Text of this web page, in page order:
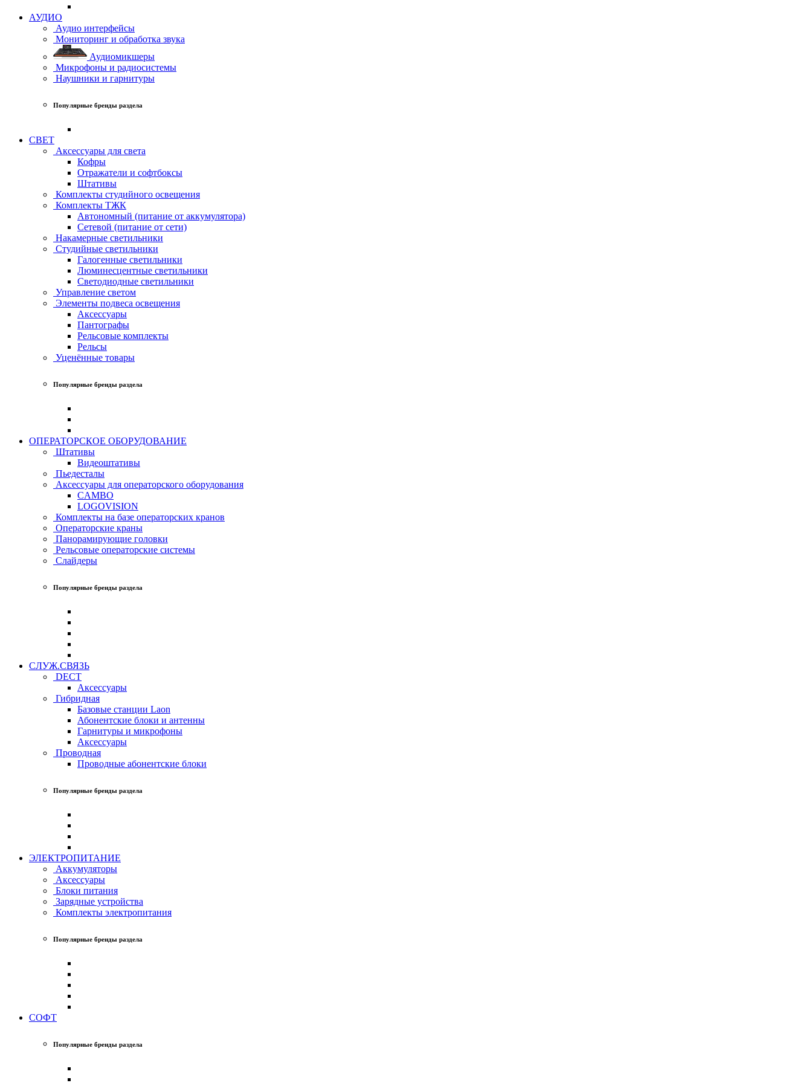
АУДИО
Аудио интерфейсы
Мониторинг и обработка звука
Аудиомикшеры
Микрофоны и радиосистемы
Наушники и гарнитуры
Популярные бренды раздела
СВЕТ
Аксессуары для света
Кофры
Отражатели и софтбоксы
Штативы
Комплекты студийного освещения
Комплекты ТЖК
Автономный (питание от аккумулятора)
Сетевой (питание от сети)
Накамерные светильники
Студийные светильники
Галогенные светильники
Люминесцентные светильники
Светодиодные светильники
Управление светом
Элементы подвеса освещения
Аксессуары
Пантографы
Рельсовые комплекты
Рельсы
Уценённые товары
Популярные бренды раздела
ОПЕРАТОРСКОЕ ОБОРУДОВАНИЕ
Штативы
Видеоштативы
Пьедесталы
Аксессуары для операторского оборудования
CAMBO
LOGOVISION
Комплекты на базе операторских кранов
Операторские краны
Панорамирующие головки
Рельсовые операторские системы
Слайдеры
Популярные бренды раздела
СЛУЖ.СВЯЗЬ
DECT
Аксессуары
Гибридная
Базовые станции Laon
Абонентские блоки и антенны
Гарнитуры и микрофоны
Аксессуары
Проводная
Проводные абонентские блоки
Популярные бренды раздела
ЭЛЕКТРОПИТАНИЕ
Аккумуляторы
Аксессуары
Блоки питания
Зарядные устройства
Комплекты электропитания
Популярные бренды раздела
СОФТ
Популярные бренды раздела